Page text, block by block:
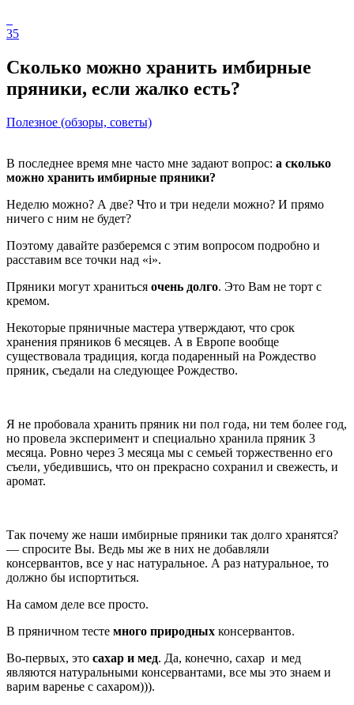
35
Сколько можно хранить имбирные
пряники, если жалко есть?
Полезное (обзоры, советы)
В последнее время мне часто мне задают вопрос: а сколько
можно хранить имбирные пряники?
Неделю можно? А две? Что и три недели можно? И прямо
ничего с ним не будет?
Поэтому давайте разберемся с этим вопросом подробно и
расставим все точки над «i».
Пряники могут храниться очень долго. Это Вам не торт с
кремом.
Некоторые пряничные мастера утверждают, что срок
хранения пряников 6 месяцев. А в Европе вообще
существовала традиция, когда подаренный на Рождество
пряник, съедали на следующее Рождество.
Я не пробовала хранить пряник ни пол года, ни тем более год,
но провела эксперимент и специально хранила пряник 3
месяца. Ровно через 3 месяца мы с семьей торжественно его
съели, убедившись, что он прекрасно сохранил и свежесть, и
аромат.
Так почему же наши имбирные пряники так долго хранятся?
— спросите Вы. Ведь мы же в них не добавляли
консервантов, все у нас натуральное. А раз натуральное, то
должно бы испортиться.
На самом деле все просто.
В пряничном тесте много природных консервантов.
Во-первых, это сахар и мед. Да, конечно, сахар и мед
являются натуральными консервантами, все мы это знаем и
варим варенье с сахаром))).